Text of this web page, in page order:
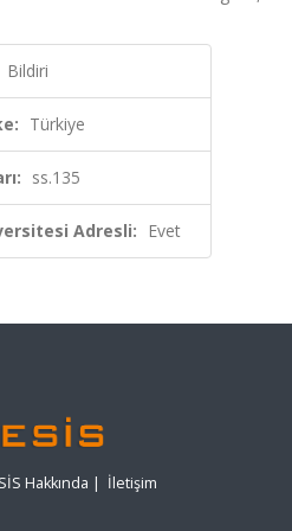
Bildiri
Türkiye
ss.135
Adresli: Evet
Hakkında | İletişim